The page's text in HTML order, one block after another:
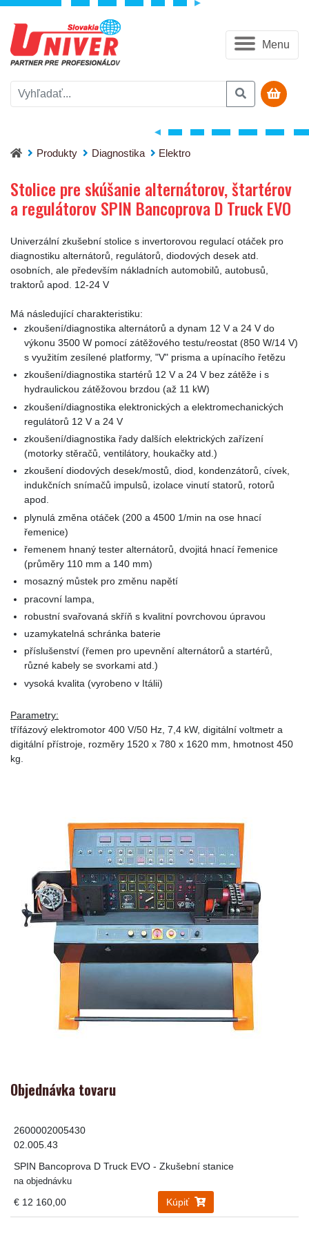
Menu
Produkty Diagnostika Elektro
Stolice pre skúšanie alternátorov, štartérov a regulátorov
Stolice pre skúšanie alternátorov, štartérov
a regulátorov SPIN Bancoprova D Truck EVO
Univerzální zkušební stolice s invertorovou regulací otáček pro
diagnostiku alternátorů, regulátorů, diodových desek atd.
osobních, ale především nákladních automobilů, autobusů,
traktorů apod. 12-24 V
Má následující charakteristiku:
zkoušení/diagnostika alternátorů a dynam 12 V a 24 V do
výkonu 3500 W pomocí zátěžového testu/reostat (850 W/14 V)
s využitím zesílené platformy, "V" prisma a upínacího řetězu
zkoušení/diagnostika startérů 12 V a 24 V bez zátěže i s
hydraulickou zátěžovou brzdou (až 11 kW)
zkoušení/diagnostika elektronických a elektromechanických
regulátorů 12 V a 24 V
zkoušení/diagnostika řady dalších elektrických zařízení
(motorky stěračů, ventilátory, houkačky atd.)
zkoušení diodových desek/mostů, diod, kondenzátorů, cívek,
indukčních snímačů impulsů, izolace vinutí statorů, rotorů
apod.
plynulá změna otáček (200 a 4500 1/min na ose hnací
řemenice)
řemenem hnaný tester alternátorů, dvojitá hnací řemenice
(průměry 110 mm a 140 mm)
mosazný můstek pro změnu napětí
pracovní lampa,
robustní svařovaná skříň s kvalitní povrchovou úpravou
uzamykatelná schránka baterie
příslušenství (řemen pro upevnění alternátorů a startérů,
různé kabely se svorkami atd.)
vysoká kvalita (vyrobeno v Itálii)
Parametry:
třífázový elektromotor 400 V/50 Hz, 7,4 kW, digitální voltmetr a
digitální přístroje, rozměry 1520 x 780 x 1620 mm, hmotnost 450
kg.
Objednávka tovaru
2600002005430
02.005.43
SPIN Bancoprova D Truck EVO - Zkušební stanice
na objednávku
€ 12 160,00 Kúpiť